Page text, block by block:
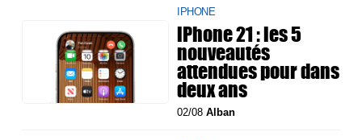
IPHONE
iPhone 21 : les 5
nouveautés
attendues pour dans
deux ans
02/08Alban